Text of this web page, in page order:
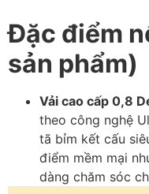
Đặc điểm
sản phẩm)
Vải cao cấp 0,8
theo công nghệ
tã bỉm kết cấu
điểm mềm mại
dàng chăm sóc